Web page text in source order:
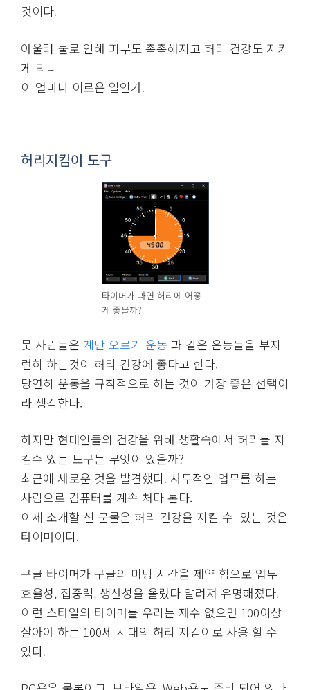
것이다.
아울러 물로 인해 피부도 촉촉해지고 허리 건강도 지키
게 되니
이 얼마나 이로운 일인가.
허리지킴이 도구
타이머가 과연 허리에 어떻
게 좋을까?
뭇 사람들은 계단 오르기 운동 과 같은 운동들을 부지
런히 하는것이 허리 건강에 좋다고 한다.
당연히 운동을 규칙적으로 하는 것이 가장 좋은 선택이
라 생각한다.
하지만 현대인들의 건강을 위해 생활속에서 허리를 지
킬수 있는 도구는 무엇이 있을까?
최근에 새로운 것을 발견했다. 사무적인 업무를 하는
사람으로 컴퓨터를 계속 처다 본다.
이제 소개할 신 문물은 허리 건강을 지킬 수 있는 것은
타이머이다.
구글 타이머가 구글의 미팅 시간을 제약 함으로 업무
효율성, 집중력, 생산성을 올렸다 알려져 유명해졌다.
이런 스타일의 타이머를 우리는 재수 없으면 100이상
살아야 하는 100세 시대의 허리 지킴이로 사용 할 수
있다.